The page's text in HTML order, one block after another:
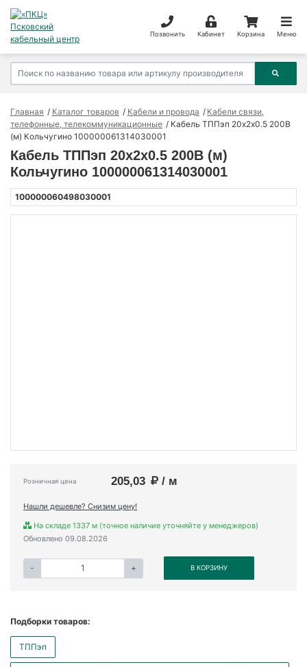
Позвонить Кабинет Корзина Меню
Главная Каталог товаров Кабели и провода
Кабели связи,
телефонные, телекоммуникационные
Кабель ТППэп 20х2х0.5 200В
(м) Кольчугино 100000061314030001
Кабель ТППэп 20х2х0.5 200В (м)
Кольчугино 100000061314030001
100000060498030001
Розничная цена 205,03 / м
Нашли дешевле? Снизим цену!
На складе 1337 м (точное наличие уточняйте у менеджеров)
Обновлено 09.08.2026
- + В КОРЗИНУ
Подборки товаров:
ТППэп